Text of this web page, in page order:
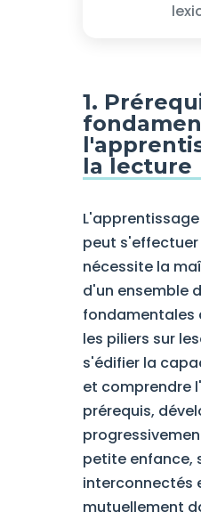
1.
la lecture
peut s'effectuer
nécessite la
d'un ensemble
fondamentales
les piliers sur
s'édifier la
et comprendre
prérequis,
petite enfance,
interconnectés
mutuellement